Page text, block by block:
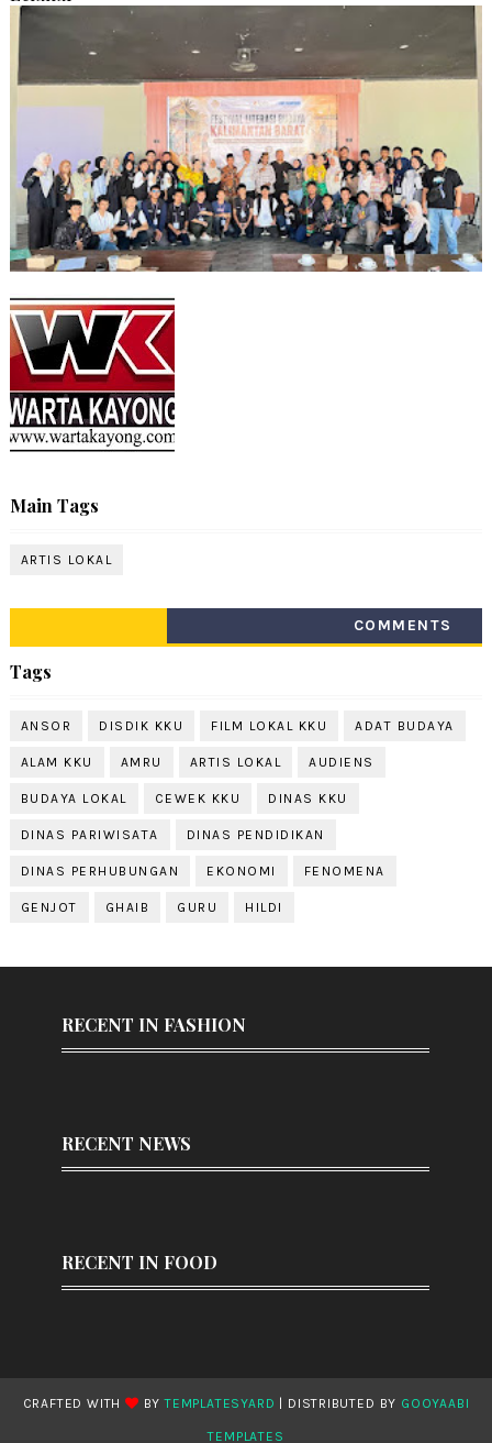
Main Tags
ARTIS LOKAL
COMMENTS
Tags
ANSOR DISDIK KKU FILM LOKAL KKU ADAT BUDAYA
ALAM KKU AMRU ARTIS LOKAL AUDIENS
BUDAYA LOKAL CEWEK KKU DINAS KKU
DINAS PARIWISATA DINAS PENDIDIKAN
DINAS PERHUBUNGAN EKONOMI FENOMENA
GENJOT GHAIB GURU HILDI
RECENT IN FASHION
RECENT NEWS
RECENT IN FOOD
CRAFTED WITH BYTEMPLATESYARD | DISTRIBUTED BY GOOYAABI
TEMPLATES